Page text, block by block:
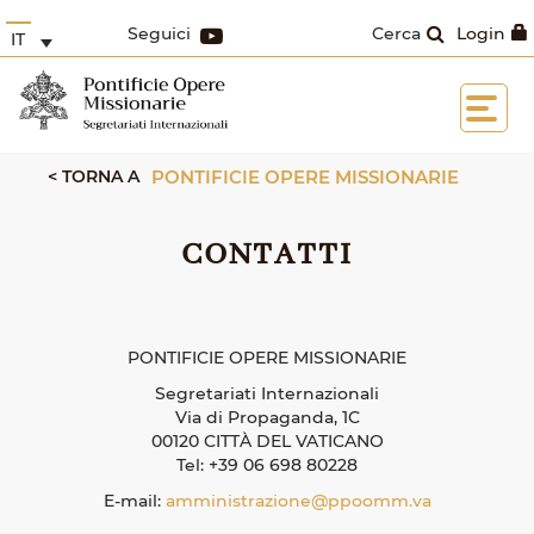
Login
Cerca
Seguici
IT
< TORNA A PONTIFICIE OPERE MISSIONARIE
CONTATTI
PONTIFICIE OPERE MISSIONARIE
Segretariati Internazionali
Via di Propaganda, 1C
00120 CITTÀ DEL VATICANO
Tel: +39 06 698 80228
E-mail: amministrazione@ppoomm.va